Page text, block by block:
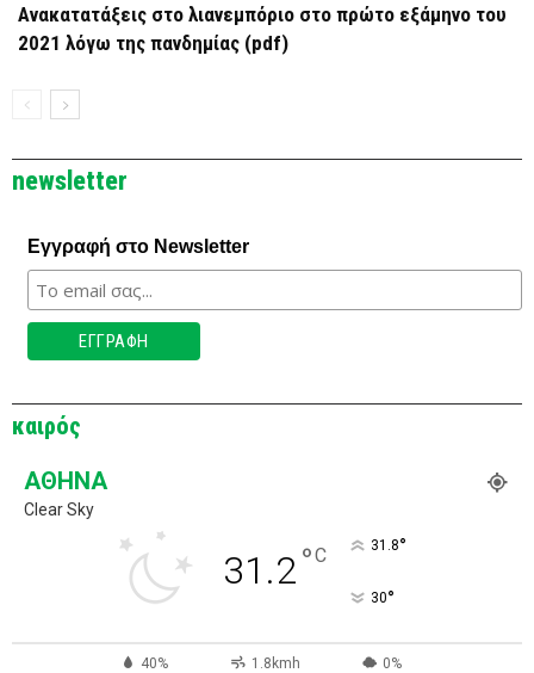
Ανακατατάξεις στο λιανεμπόριο στο πρώτο εξάμηνο του
2021 λόγω της πανδημίας (pdf)
newsletter
Εγγραφή στο Newsletter
καιρός
ΑΘΉΝΑ
Clear Sky
31.2°C 31.8°
30°
40% 1.8kmh 0%